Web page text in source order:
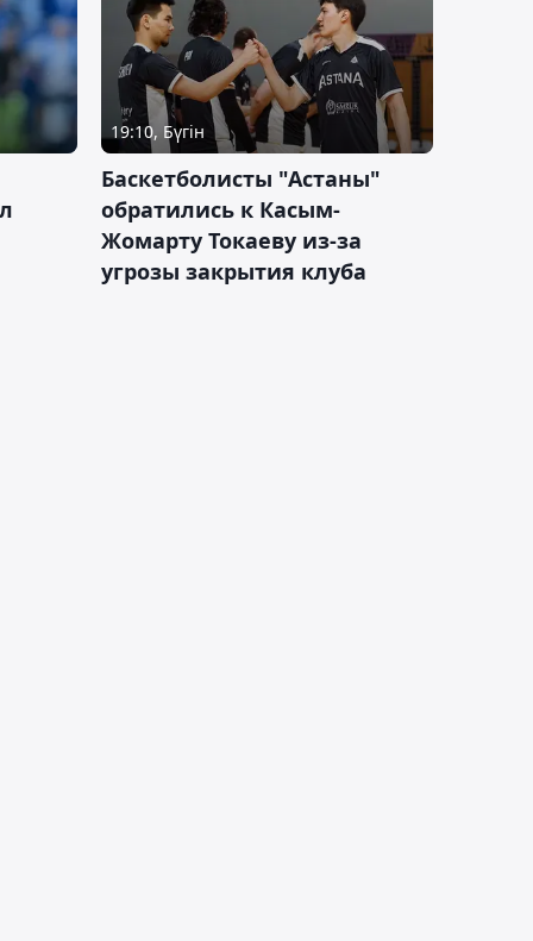
19:10, Бүгін
Баскетболисты "Астаны"
обратились к Касым-
Жомарту Токаеву из-за
угрозы закрытия клуба